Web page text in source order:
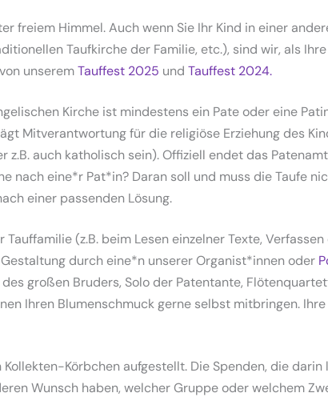
freiem Himmel. Auch wenn Sie Ihr Kind in einer
Taufkirche der Familie, etc.), sind wir, als
unseremTauffest 2025 und Tauffest 2024.
Kirche ist mindestens ein Pate oder eine
Mitverantwortung für die religiöse Erziehung des
z.B. auch katholisch sein). Offiziell endet das
nach eine*r Pat*in? Daran soll und muss die Taufe
einer passenden Lösung.
Tauffamilie (z.B. beim Lesen einzelner Texte,
durch eine*n unserer Organist*innen oder
großen Bruders, Solo der Patentante,
Ihren Blumenschmuck gerne selbst mitbringen.
Körbchen aufgestellt. Die Spenden, die
Wunsch haben, welcher Gruppe oder welchem